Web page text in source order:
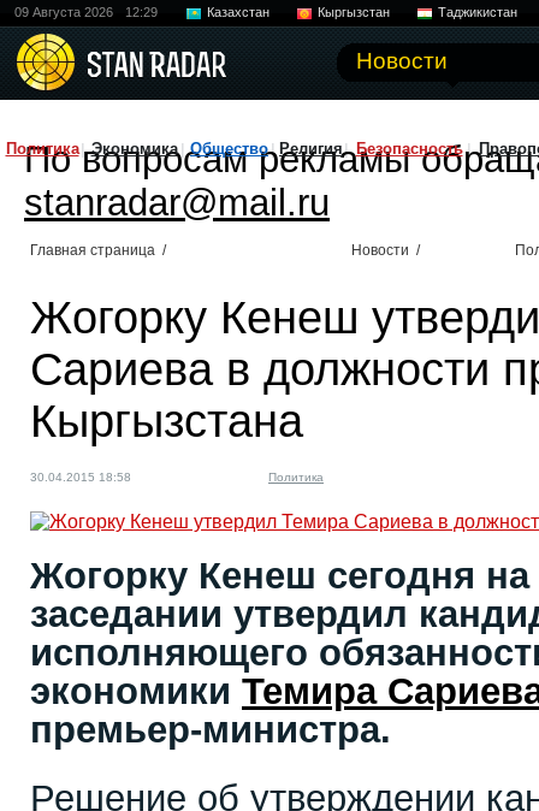
09 Августа 2026 12:29 Казахстан Кыргызстан Таджикистан
Новости
Политика Экономика Общество Религия Безопасность
По вопросам рекламы
stanradar@mail.ru
Главная страница / Новости /
Жогорку Кенеш
Сариева в должности
Кыргызстана
30.04.2015 18:58 Политика
Жогорку Кенеш сегодня
заседании утвердил
исполняющего
экономики Темира
премьер-министра.
Решение об утверждении